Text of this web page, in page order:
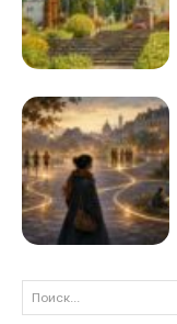
Поиск...